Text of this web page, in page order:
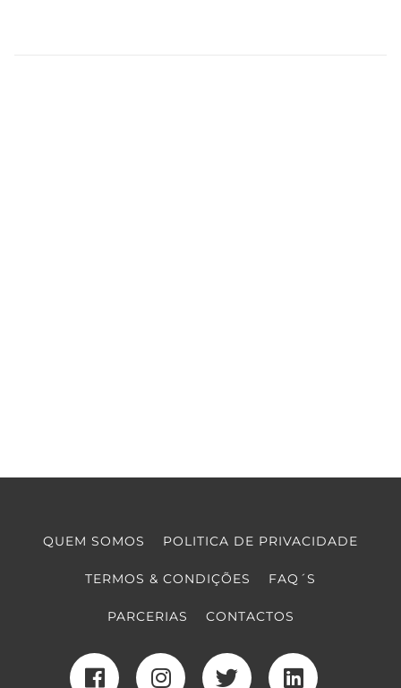
QUEM SOMOS POLITICA DE PRIVACIDADE
TERMOS & CONDIÇÕES FAQ´S
PARCERIAS CONTACTOS